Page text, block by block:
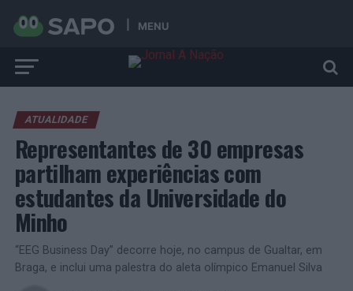
MENU
ATUALIDADE
Representantes de 30 empresas
partilham experiências com
estudantes da Universidade do
Minho
“EEG Business Day” decorre hoje, no campus de Gualtar, em
Braga, e inclui uma palestra do aleta olímpico Emanuel Silva